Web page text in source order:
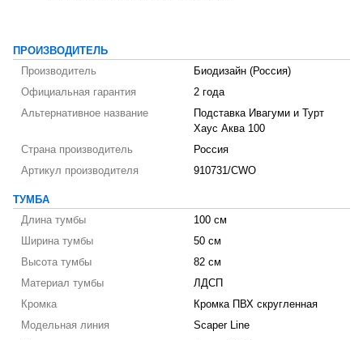
ПРОИЗВОДИТЕЛЬ
Производитель
Биодизайн (Россия)
Официальная гарантия
2 года
Альтернативное название
Подставка Ивагуми и Турт
Хаус Аква 100
Страна производитель
Россия
Артикул производителя
910731/CWO
ТУМБА
Длина тумбы
100 см
Ширина тумбы
50 см
Высота тумбы
82 см
Материал тумбы
ЛДСП
Кромка
Кромка ПВХ скругленная
Модельная линия
Scaper Line